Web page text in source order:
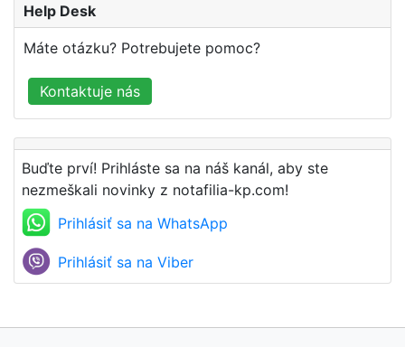
Help Desk
Máte otázku? Potrebujete pomoc?
Kontaktuje nás
Buďte prví! Prihláste sa na náš kanál, aby ste
nezmeškali novinky z notafilia-kp.com!
Prihlásiť sa na WhatsApp
Prihlásiť sa na Viber